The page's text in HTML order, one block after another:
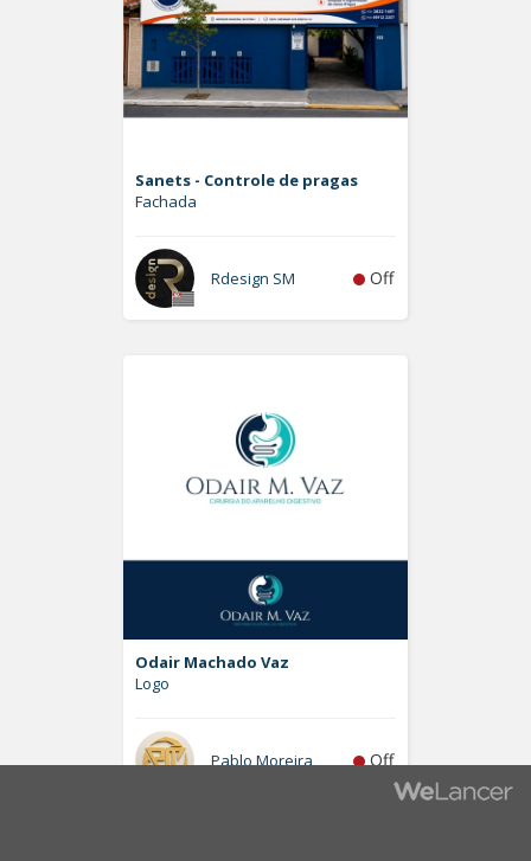
Sanets - Controle de pragas
Fachada
Rdesign SM Off
Odair Machado Vaz
Logo
Pablo Moreira Off